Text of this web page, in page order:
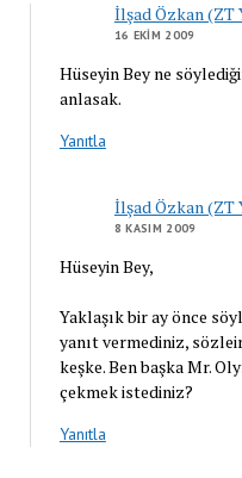
İlşad Özkan (ZT
16 EKIM 2009
Hüseyin Bey ne
anlasak.
Yanıtla
İlşad Özkan (ZT
8 KASIM 2009
Hüseyin Bey,
Yaklaşık bir ay önce
yanıt vermediniz,
keşke. Ben başka Mr.
çekmek istediniz?
Yanıtla